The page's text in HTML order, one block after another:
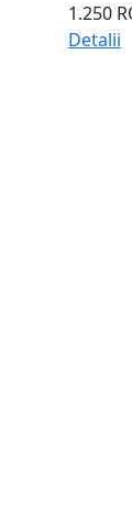
1.250
Detalii